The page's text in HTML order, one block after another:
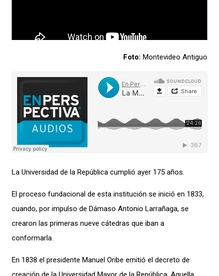
Foto: Montevideo Antiguo
La Universidad de la República cumplió ayer 175 años.
El proceso fundacional de esta institución se inició en 1833,
cuando, por impulso de Dámaso Antonio Larrañaga, se
crearon las primeras nueve cátedras que iban a
conformarla.
En 1838 el presidente Manuel Oribe emitió el decreto de